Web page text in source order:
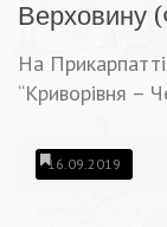
Верховину
На
“Криворівня –
16.09.2019